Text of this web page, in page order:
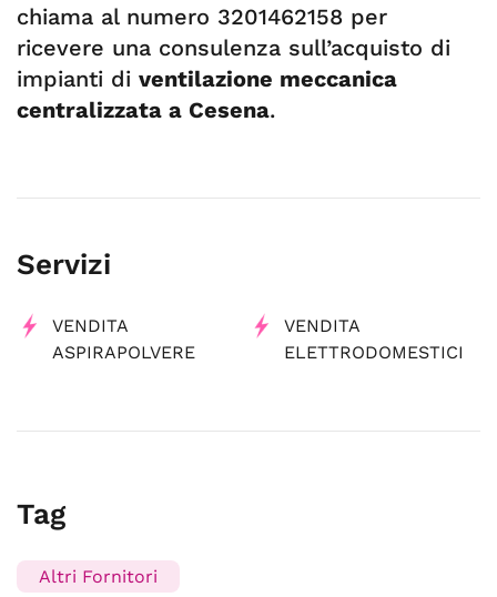
chiama al numero 3201462158 per
ricevere una consulenza sull’acquisto di
impianti di ventilazione meccanica
centralizzata a Cesena.
Servizi
VENDITA
ASPIRAPOLVERE
VENDITA
ELETTRODOMESTICI
Tag
Altri Fornitori